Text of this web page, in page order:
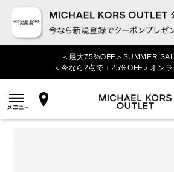
＜最大75%OFF＞SUMMER
＜今なら2点で＋25%OFF＞オン